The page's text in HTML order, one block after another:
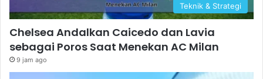
Teknik & Strategi
Chelsea Andalkan Caicedo dan Lavia
sebagai Poros Saat Menekan AC Milan
9 jam ago